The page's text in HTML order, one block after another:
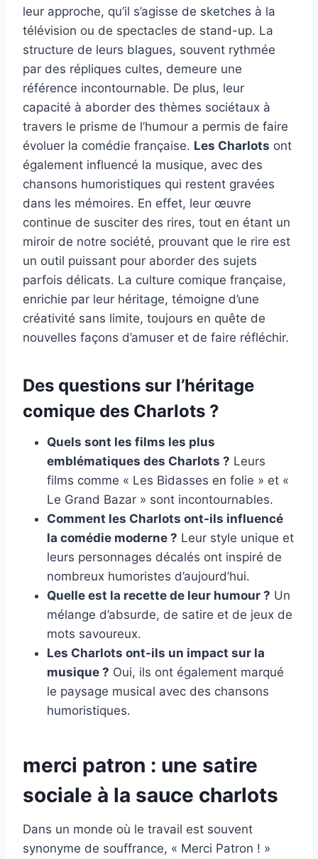
leur approche, qu’il s’agisse de sketches à la
télévision ou de spectacles de stand-up. La
structure de leurs blagues, souvent rythmée
par des répliques cultes, demeure une
référence incontournable. De plus, leur
capacité à aborder des thèmes sociétaux à
travers le prisme de l’humour a permis de faire
évoluer la comédie française. Les Charlots ont
également influencé la musique, avec des
chansons humoristiques qui restent gravées
dans les mémoires. En effet, leur œuvre
continue de susciter des rires, tout en étant un
miroir de notre société, prouvant que le rire est
un outil puissant pour aborder des sujets
parfois délicats. La culture comique française,
enrichie par leur héritage, témoigne d’une
créativité sans limite, toujours en quête de
nouvelles façons d’amuser et de faire réfléchir.
Des questions sur l’héritage
comique des Charlots ?
Quels sont les films les plus
emblématiques des Charlots ? Leurs
films comme « Les Bidasses en folie » et «
Le Grand Bazar » sont incontournables.
Comment les Charlots ont-ils influencé
la comédie moderne ? Leur style unique et
leurs personnages décalés ont inspiré de
nombreux humoristes d’aujourd’hui.
Quelle est la recette de leur humour ? Un
mélange d’absurde, de satire et de jeux de
mots savoureux.
Les Charlots ont-ils un impact sur la
musique ? Oui, ils ont également marqué
le paysage musical avec des chansons
humoristiques.
merci patron : une satire
sociale à la sauce charlots
Dans un monde où le travail est souvent
synonyme de souffrance, « Merci Patron ! »